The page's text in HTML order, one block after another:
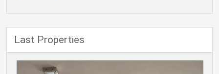
Last Properties